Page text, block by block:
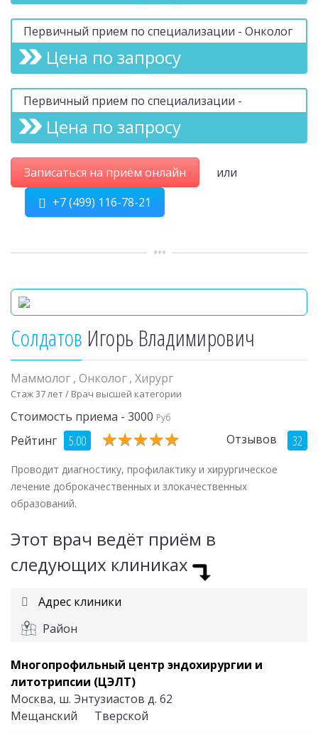
Первичный прием по специализации - Онколог
Цена по запросу
Первичный прием по специализации -
Цена по запросу
Записаться на приём онлайн
или
+7 (499) 116-78-21
Солдатов Игорь Владимирович
Маммолог , Онколог , Хирург
Стаж 37 лет / Врач высшей категории
Стоимость приема - 3000 Руб
Рейтинг 5.00 ★★★★★
★★★★★ Отзывов 32
Проводит диагностику, профилактику и хирургическое
лечение доброкачественных и злокачественных
образований.
Этот врач ведёт приём в
следующих клиниках
Адрес клиники
Район
Многопрофильный центр эндохирургии и
литотрипсии (ЦЭЛТ)
Москва, ш. Энтузиастов д. 62
Мещанский
Тверской